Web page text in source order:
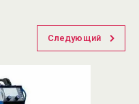
Следующий